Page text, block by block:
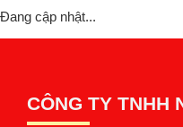
Đang cập nhật...
CÔNG TY TNHH